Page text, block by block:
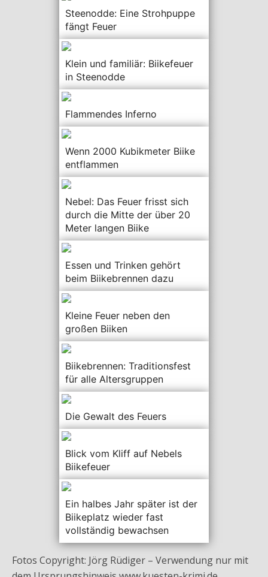
Steenodde: Eine Strohpuppe
fängt Feuer
Klein und familiär: Biikefeuer
in Steenodde
Flammendes Inferno
Wenn 2000 Kubikmeter Biike
entflammen
Nebel: Das Feuer frisst sich
durch die Mitte der über 20
Meter langen Biike
Essen und Trinken gehört
beim Biikebrennen dazu
Kleine Feuer neben den
großen Biiken
Biikebrennen: Traditionsfest
für alle Altersgruppen
Die Gewalt des Feuers
Blick vom Kliff auf Nebels
Biikefeuer
Ein halbes Jahr später ist der
Biikeplatz wieder fast
vollständig bewachsen
Fotos Copyright: Jörg Rüdiger – Verwendung nur mit